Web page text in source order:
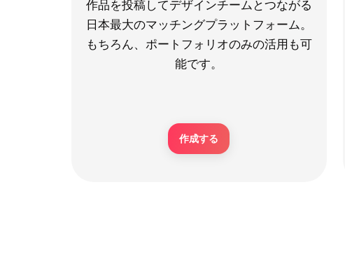
作品を投稿してデザインチームとつながる
日本最大のマッチングプラットフォーム。
もちろん、ポートフォリオのみの活用も可
能です。
作成する